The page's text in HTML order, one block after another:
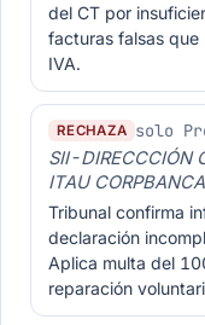
del CT por
facturas falsas
IVA.
RECHAZA solo
SII-DIRECCCIÓN
ITAU CORPBANCA
Tribunal confirma
declaración
Aplica multa del
reparación